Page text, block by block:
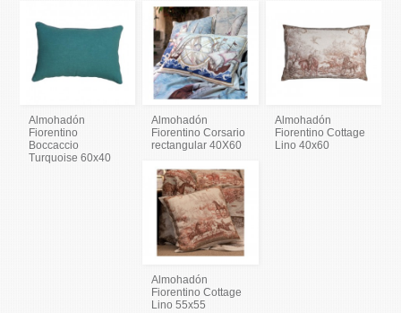
Almohadón
Fiorentino
Boccaccio
Turquoise 60x40
Almohadón
Fiorentino Corsario
rectangular 40X60
Almohadón
Fiorentino Cottage
Lino 40x60
Almohadón
Fiorentino Cottage
Lino 55x55